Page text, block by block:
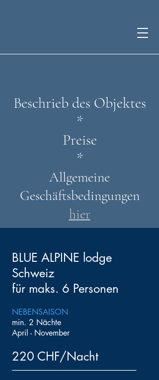
Beschrieb des Objektes
*
Preise
*
Allgemeine
Geschäftsbedingungen
hier
BLUE ALPINE lodge
Schweiz
für maks. 6 Personen
NEBENSAISON
min. 2 Nächte
April - November
220 CHF/Nacht
----------------------------------------------------------------------------------------